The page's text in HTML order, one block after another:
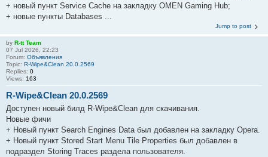
+ новый пункт Service Cache на закладку OMEN Gaming Hub;
+ новые пункты Databases ...
Jump to post
by R-tt Team
07 Jul 2026, 22:23
Forum: Объявления
Topic: R-Wipe&Clean 20.0.2569
Replies: 0
Views: 163
R-Wipe&Clean 20.0.2569
Доступен новый билд R-Wipe&Clean для скачивания.
Новые фичи
+ Новый пункт Search Engines Data был добавлен на закладку Opera.
+ Новый пункт Stored Start Menu Tile Properties был добавлен в
подраздел Storing Traces раздела пользователя.